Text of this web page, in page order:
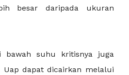
besar daripada ukuran
bawah suhu kritisnya juga
dapat dicairkan melalui